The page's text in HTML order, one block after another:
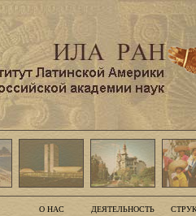
О НАС ДЕЯТЕЛЬНОСТЬ